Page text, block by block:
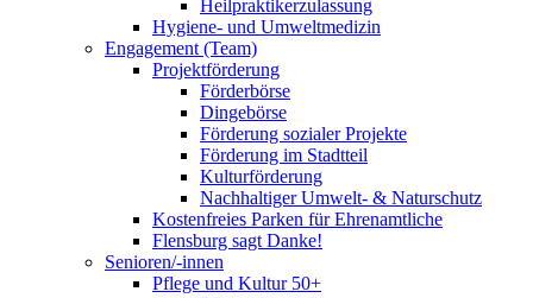
Heilpraktikerzulassung
Hygiene- und Umweltmedizin
Engagement (Team)
Projektförderung
Förderbörse
Dingebörse
Förderung sozialer Projekte
Förderung im Stadtteil
Kulturförderung
Nachhaltiger Umwelt- & Naturschutz
Kostenfreies Parken für Ehrenamtliche
Flensburg sagt Danke!
Senioren/-innen
Pflege und Kultur 50+